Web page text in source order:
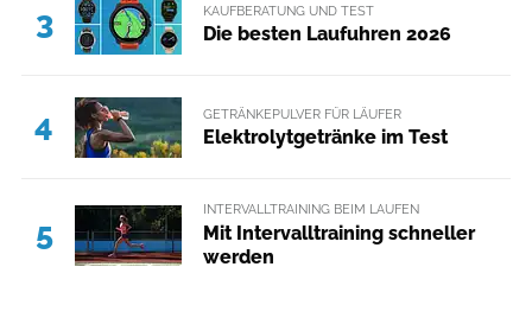
3 KAUFBERATUNG UND TEST
Die besten Laufuhren 2026
4 GETRÄNKEPULVER FÜR LÄUFER
Elektrolytgetränke im Test
5
INTERVALLTRAINING BEIM LAUFEN
Mit Intervalltraining schneller
werden